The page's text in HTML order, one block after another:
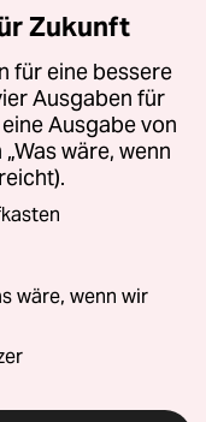
Zukunft
für eine bessere
Ausgaben für
Ausgabe von
wäre, wenn
wäre, wenn wir